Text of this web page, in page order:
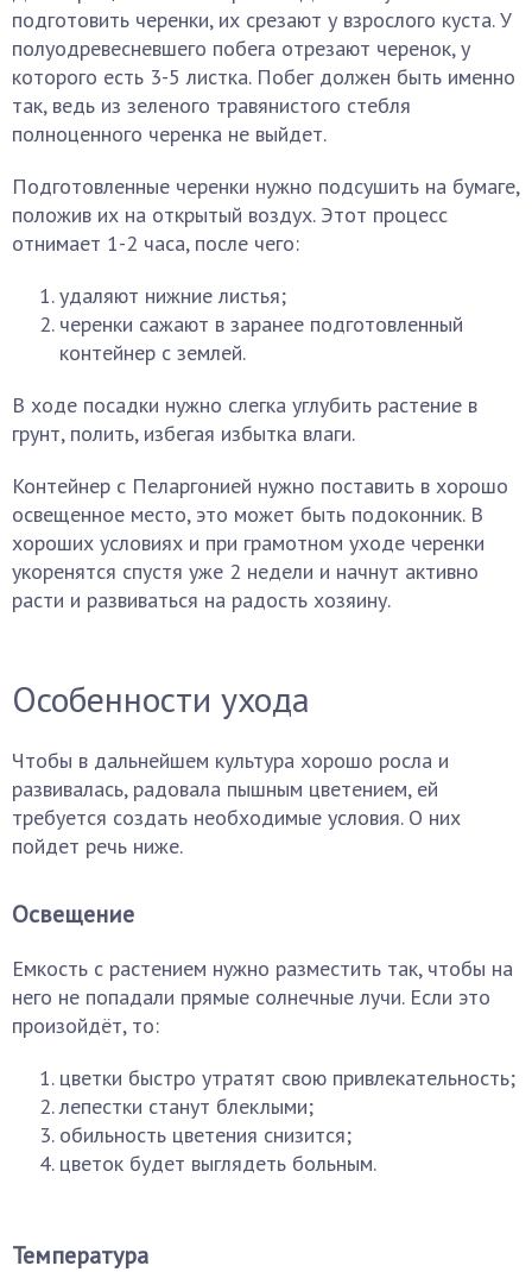
подготовить черенки, их срезают у взрослого куста. У
полуодревесневшего побега отрезают черенок, у
которого есть 3-5 листка. Побег должен быть именно
так, ведь из зеленого травянистого стебля
полноценного черенка не выйдет.
Подготовленные черенки нужно подсушить на бумаге,
положив их на открытый воздух. Этот процесс
отнимает 1-2 часа, после чего:
удаляют нижние листья;
черенки сажают в заранее подготовленный
контейнер с землей.
В ходе посадки нужно слегка углубить растение в
грунт, полить, избегая избытка влаги.
Контейнер с Пеларгонией нужно поставить в хорошо
освещенное место, это может быть подоконник. В
хороших условиях и при грамотном уходе черенки
укоренятся спустя уже 2 недели и начнут активно
расти и развиваться на радость хозяину.
Особенности ухода
Чтобы в дальнейшем культура хорошо росла и
развивалась, радовала пышным цветением, ей
требуется создать необходимые условия. О них
пойдет речь ниже.
Освещение
Емкость с растением нужно разместить так, чтобы на
него не попадали прямые солнечные лучи. Если это
произойдёт, то:
цветки быстро утратят свою привлекательность;
лепестки станут блеклыми;
обильность цветения снизится;
цветок будет выглядеть больным.
Температура